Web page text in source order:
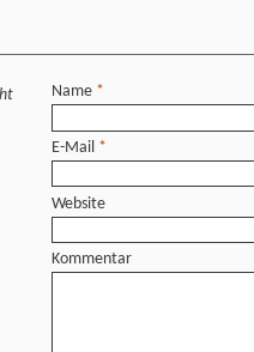
Name *
E-Mail *
Website
Kommentar